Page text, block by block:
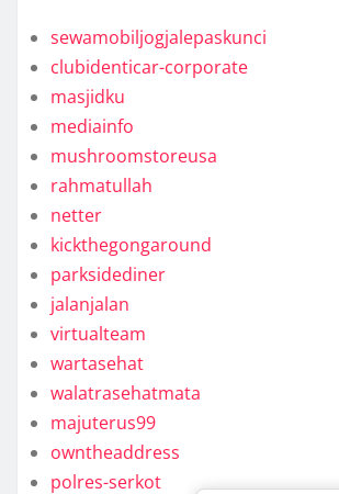
sewamobiljogjalepaskunci
clubidenticar-corporate
masjidku
mediainfo
mushroomstoreusa
rahmatullah
netter
kickthegongaround
parksidediner
jalanjalan
virtualteam
wartasehat
walatrasehatmata
majuterus99
owntheaddress
polres-serkot